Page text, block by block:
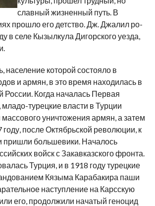
славный жиз­ненный путь. В
прошло его детство. Дж. Джалил ро­
в селе Кызылкула Дигорского уезда,
население которой состояло в
и армян, в это время находилась в
России. Когда началась Первая
турецкие власти в Турции
уничтожения армян, а затем
году, после Октябрьской революции, к
пришли большевики. Началось
войск с Закавказского фронта.
Турция, и в 1918 году турецкие
Кязыма Карабакира паши
наступление на Карсскую
его, продолжили начатый геноцид